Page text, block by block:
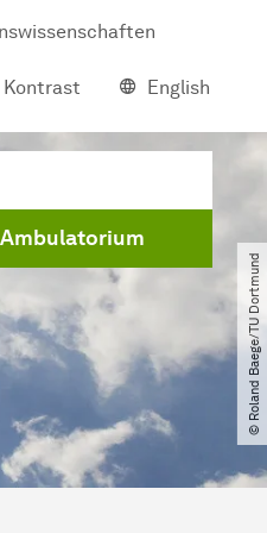
Kontrast English
© Roland Baege​/​TU Dortmund